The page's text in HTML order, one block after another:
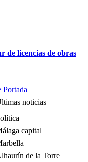
de licencias de obras
Portada
noticias
capital
de la Torre